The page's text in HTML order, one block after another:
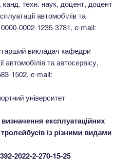
, канд. техн. наук, доцент, доцент
автомобілів та
0002-1235-3781, e-mail:
викладач кафедри
автомобілів та автосервісу,
1502, e-mail:
університет
експлуатаційних
із різними видами
2022-2-270-15-25